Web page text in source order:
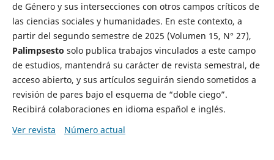
de Género y sus intersecciones con otros campos críticos de
las ciencias sociales y humanidades. En este contexto, a
partir del segundo semestre de 2025 (Volumen 15, N° 27),
Palimpsesto solo publica trabajos vinculados a este campo
de estudios, mantendrá su carácter de revista semestral, de
acceso abierto, y sus artículos seguirán siendo sometidos a
revisión de pares bajo el esquema de “doble ciego”.
Recibirá colaboraciones en idioma español e inglés.
Ver revista
Número actual